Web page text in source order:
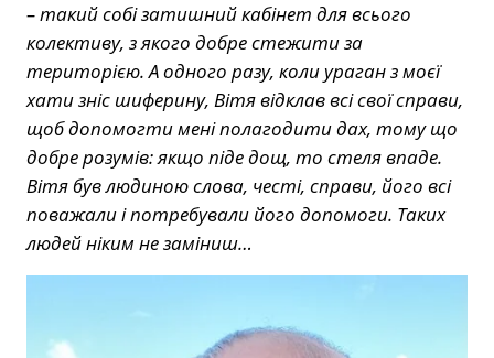
– такий собі затишний кабінет для всього
колективу, з якого добре стежити за
територією. А одного разу, коли ураган з моєї
хати зніс шиферину, Вітя відклав всі свої справи,
щоб допомогти мені полагодити дах, тому що
добре розумів: якщо піде дощ, то стеля впаде.
Вітя був людиною слова, честі, справи, його всі
поважали і потребували його допомоги. Таких
людей ніким не заміниш…